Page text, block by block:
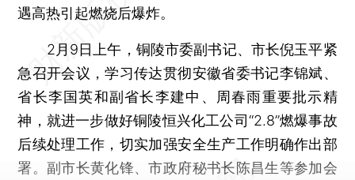
遇高热引起燃烧后爆炸。
2月9日上午，铜陵市委副书记、市长倪玉平紧
急召开会议，学习传达贯彻安徽省委书记李锦斌、
省长李国英和副省长李建中、周春雨重要批示精
神，就进一步做好铜陵恒兴化工公司“2.8”燃爆事故
后续处理工作，切实加强安全生产工作明确作出部
署。副市长黄化锋、市政府秘书长陈昌生等参加会